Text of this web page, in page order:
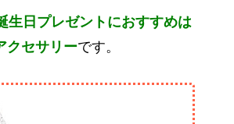
生日プレゼントにおすすめは
クセサリーです。